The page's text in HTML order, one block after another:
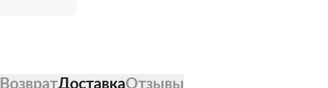
ВозвратДоставкаОтзывы